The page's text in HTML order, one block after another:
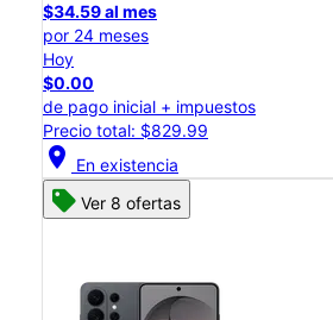
$34.59 al mes
por 24 meses
Hoy
$0.00
de pago inicial + impuestos
Precio total: $829.99
location_on En existencia
Ver 8 ofertas